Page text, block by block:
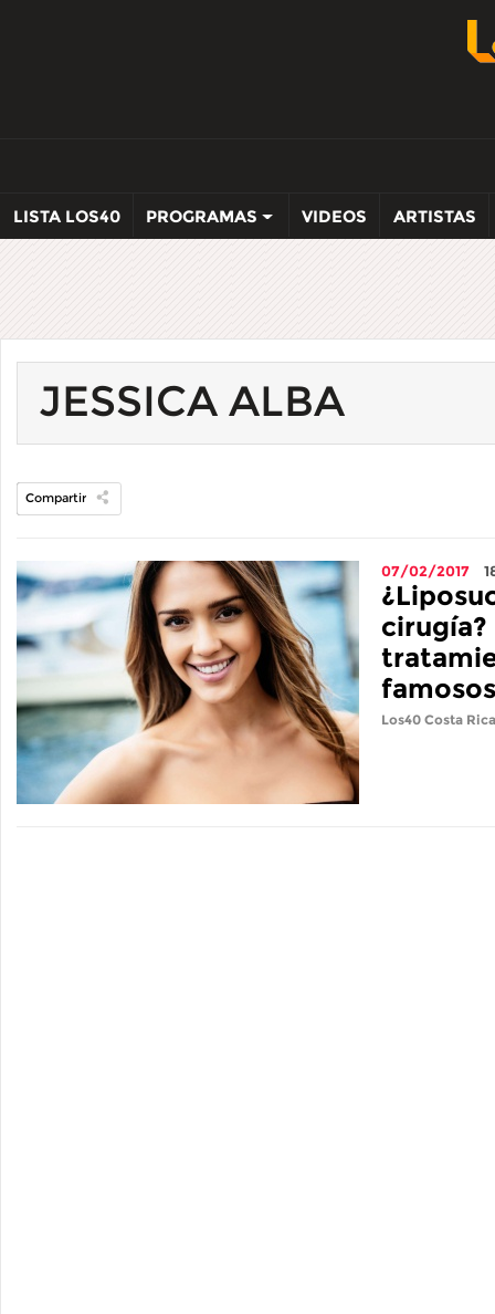
LISTA LOS40 PROGRAMAS VIDEOS ARTISTAS
JESSICA ALBA
Compartir
07/02/2017
cirugía?
Los40 Costa Rica